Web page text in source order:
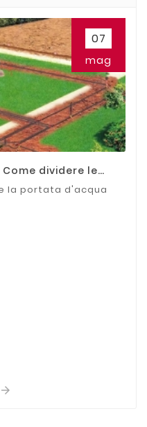
07
mag
dividere le
la portata d'acqua
